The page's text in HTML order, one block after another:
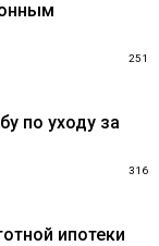
251
по уходу за
316
ипотеки